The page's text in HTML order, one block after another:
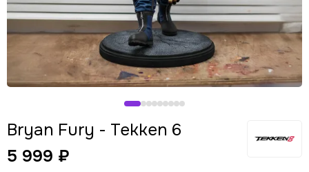
Bryan Fury - Tekken 6
5 999 ₽